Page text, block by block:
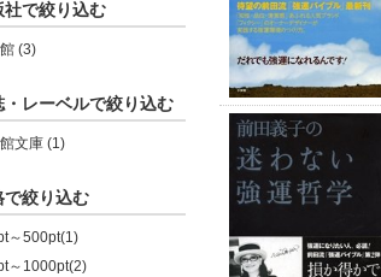
社で絞り込む
(3)
・レーベルで絞り込む
文庫 (1)
で絞り込む
～500pt(1)
～1000pt(2)